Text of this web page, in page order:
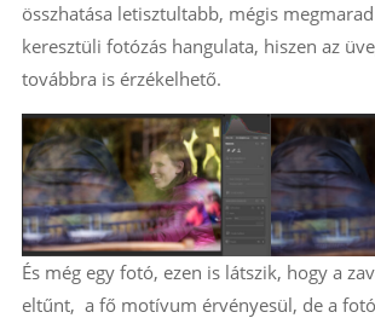
összhatása letisztultabb, mégis
keresztüli fotózás hangulata, hiszen az
továbbra is érzékelhető.
És még egy fotó, ezen is látszik, hogy a
eltűnt, a fő motívum érvényesül, de a